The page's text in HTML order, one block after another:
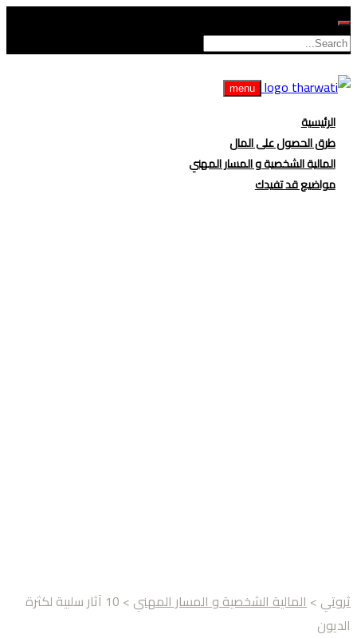
menu
الرئيسية
طرق الحصول على المال
المالية الشخصية و المسار المهني
مواضيع قد تفيدك
ثروتي >المالية الشخصية و المسار المهني
> 10 آثار سلبية لكثرة
الديون